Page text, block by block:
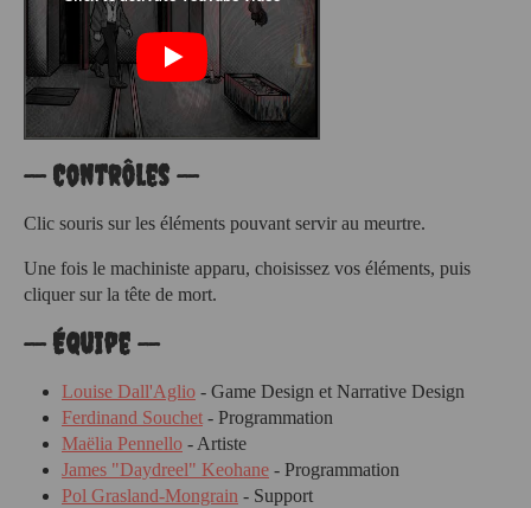
-- Contrôles --
Clic souris sur les éléments pouvant servir au meurtre.
Une fois le machiniste apparu, choisissez vos éléments, puis
cliquer sur la tête de mort.
-- Équipe --
Louise Dall'Aglio - Game Design et Narrative Design
Ferdinand Souchet - Programmation
Maëlia Pennello - Artiste
James "Daydreel" Keohane - Programmation
Pol Grasland-Mongrain - Support